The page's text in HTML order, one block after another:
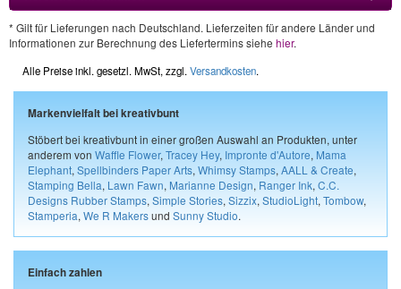
* Gilt für Lieferungen nach Deutschland. Lieferzeiten für andere Länder und
Informationen zur Berechnung des Liefertermins siehe hier.
Alle Preise inkl. gesetzl. MwSt, zzgl. Versandkosten.
Markenvielfalt bei kreativbunt
Stöbert bei kreativbunt in einer großen Auswahl an Produkten, unter
anderem von Waffle Flower, Tracey Hey, Impronte d'Autore, Mama
Elephant, Spellbinders Paper Arts, Whimsy Stamps, AALL & Create,
Stamping Bella, Lawn Fawn, Marianne Design, Ranger Ink, C.C.
Designs Rubber Stamps, Simple Stories, Sizzix, StudioLight, Tombow,
Stamperia, We R Makersund Sunny Studio.
Einfach zahlen